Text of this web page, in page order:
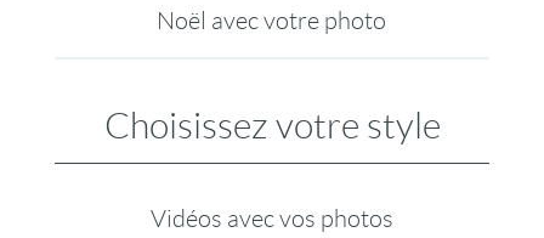
Noël avec votre photo
Choisissez votre style
Vidéos avec vos photos